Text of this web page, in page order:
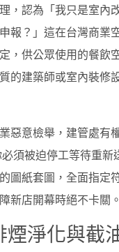
，認為「我只是室
報？」這在台灣商
，供公眾使用的餐
的建築師或室內裝
惡意檢舉，建管處
須被迫停工等待重
圖紙套圖，全面指
新店開幕時絕不卡關。
淨化與截